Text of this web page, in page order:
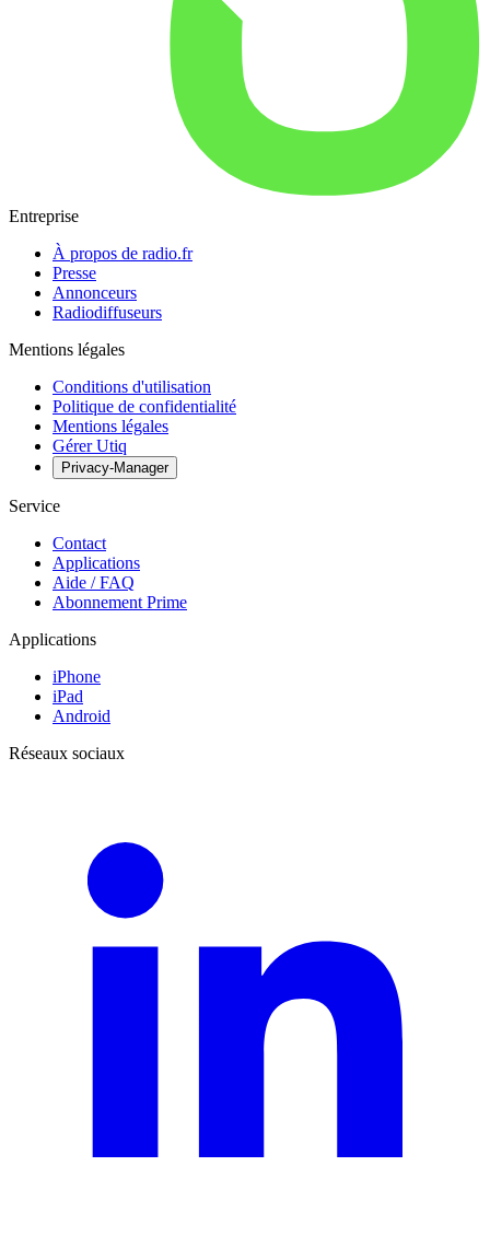
Entreprise
À propos de radio.fr
Presse
Annonceurs
Radiodiffuseurs
Mentions légales
Conditions d'utilisation
Politique de confidentialité
Mentions légales
Gérer Utiq
Privacy-Manager
Service
Contact
Applications
Aide / FAQ
Abonnement Prime
Applications
iPhone
iPad
Android
Réseaux sociaux